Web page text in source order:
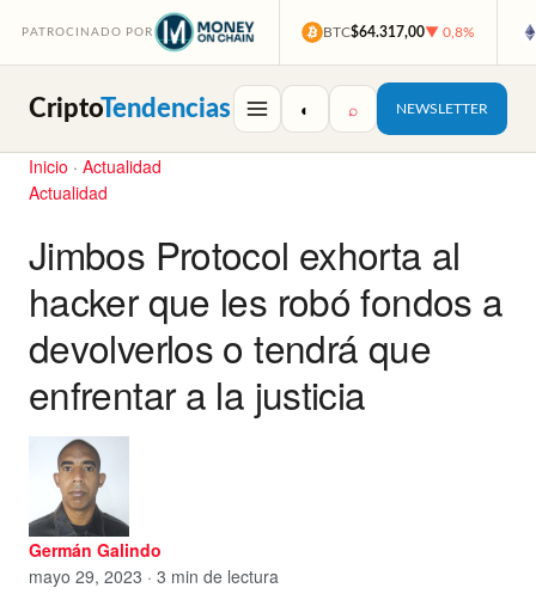
PATROCINADO POR BTC$64.317,00▼ 0,8%
CriptoTendencias ◐ ⌕ NEWSLETTER
Inicio · Actualidad
Actualidad
Jimbos Protocol exhorta al
hacker que les robó fondos a
devolverlos o tendrá que
enfrentar a la justicia
Germán Galindo
mayo 29, 2023 · 3 min de lectura